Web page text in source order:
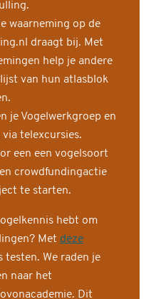
waarneming op de
draagt bij. Met
help je andere
van hun atlasblok
je Vogelwerkgroep en
telexcursies.
een een vogelsoort
crowdfundingactie
te starten.
hebt om
Met deze
testen. We raden je
naar het
Dit